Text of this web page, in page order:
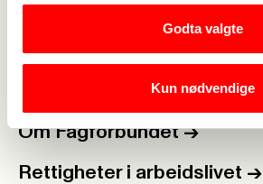
Godta valgte
Kun nødvendige
Kontakt oss ->
For tillitsvalgte ->
Om Fagforbundet ->
Rettigheter i arbeidslivet ->